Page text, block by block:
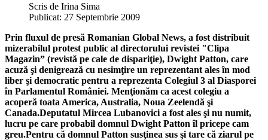
Scris de Irina Sima
Publicat: 27 Septembrie 2009
Prin fluxul de presă Romanian Global News, a fost distribuit
mizerabilul protest public al directorului revistei "Clipa
Magazin” (revistă pe cale de dispariţie), Dwight Patton, care
acuză şi denigrează cu nesimţire un reprezentant ales în mod
liber şi democratic pentru a reprezenta Colegiul 3 al Diasporei
în Parlamentul României. Menţionăm ca acest colegiu a
acoperă toata America, Australia, Noua Zeelendă şi
Canada.Deputatul Mircea Lubanovici a fost ales şi nu numit,
lucru pe care probabil domnul Dwight Patton îl pricepe cam
greu.Pentru că domnul Patton susţinea sus şi tare că ziarul pe